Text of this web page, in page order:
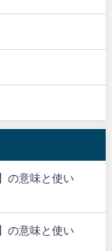
の意味と使い
の意味と使い